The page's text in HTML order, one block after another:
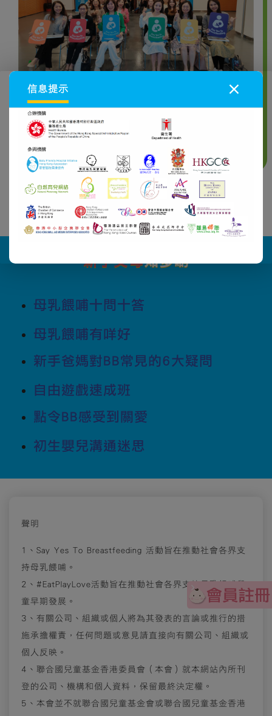
UNICEF HK舉辦企業培訓支持母乳餵哺 為
授乳僱員提供所需支援
新手父母知多啲
母乳餵哺十問十答
母乳餵哺有咩好
新手爸媽對BB常見的6大疑問
自由遊戲速成班
點令BB感受到關愛
初生嬰兒溝通迷思
聲明
1、Say Yes To Breastfeeding 活動旨在推動社會各界支
持母乳餵哺。
2、#EatPlayLove活動旨在推動社會各界支持母乳餵哺兒
童早期發展。
3、有關公司、組織或個人將為其發表的言論或推行的措
施承擔權責，任何問題或意見請直接向有關公司、組織或
個人反映。
4、聯合國兒童基金香港委員會（本會）就本網站內所刊
登的公司、機構和個人資料，保留最終決定權。
5、本會並不就聯合國兒童基金會或聯合國兒童基金香港
信息提示 ×